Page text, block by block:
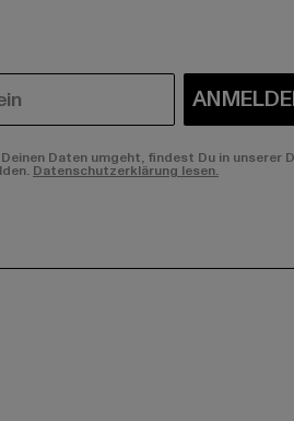
Daten umgeht, findest Du in unserer
Datenschutzerklärung lesen.